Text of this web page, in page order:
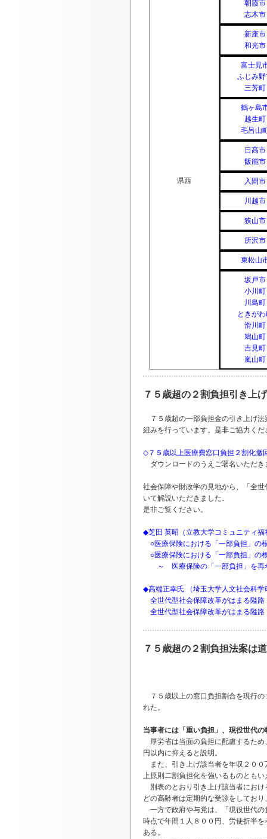
県西
朝霞市
志木市
新座市
和光市
富士見
ふじみ
三芳町
鶴ヶ島
越生町
毛呂山
日高市
飯能市
入間市
川越市
狭山市
所沢市
東松山
坂戸市
小川町
川島町
ときが
滑川町
鳩山町
吉見町
嵐山町
７５歳超の２割負担引き上
７５歳超の一部負担金の引き上げ法
組みを行っています。是非ご協力く
◇７５歳以上医療費窓口負担２割化撤
ダウンロードのうえご署名いただき
社会保障や財政学の見地から、「全
いて解説いただきました。
是非ご覧ください。
◆芝田 英昭（立教大学コミュニティ
○医療保険における「一部負担」
○医療保険における「一部負担」の
～ 医療保険の「一部負担」を再
◆高端正幸氏 （埼玉大学人文社会科学
全世代型社会保障改革がはまる隘
全世代型社会保障改革がはまる隘
７５歳超の２割負担法案は
７５歳以上の窓口負担割合を現行の
れた。
当事者には「重い負担」、現役世代
厚労省は当面の負担に配慮するため
円以内に抑えると説明。
また、引き上げ該当者を年収２００
上原則二割負担化を強いるものともい
別表のとおり引き上げ該当者におけ
どの高齢者は定期的な受診をしてお
一方で政府や与党は、「現役世代の
時点で年間１人８００円、労使折半
ある。